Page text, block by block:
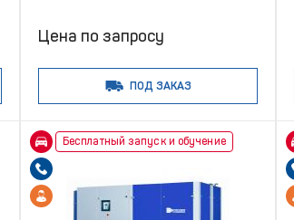
Цена по запросу
ПОД ЗАКАЗ
Бесплатный запуск и обучение